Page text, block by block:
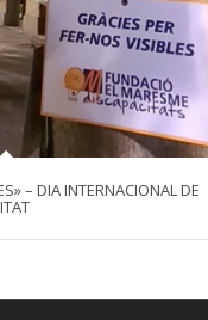
– DIA INTERNACIONAL DE